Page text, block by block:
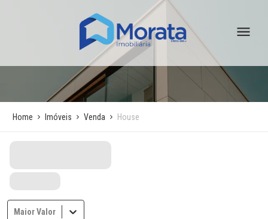
Home Imóveis Venda House
Maior Valor